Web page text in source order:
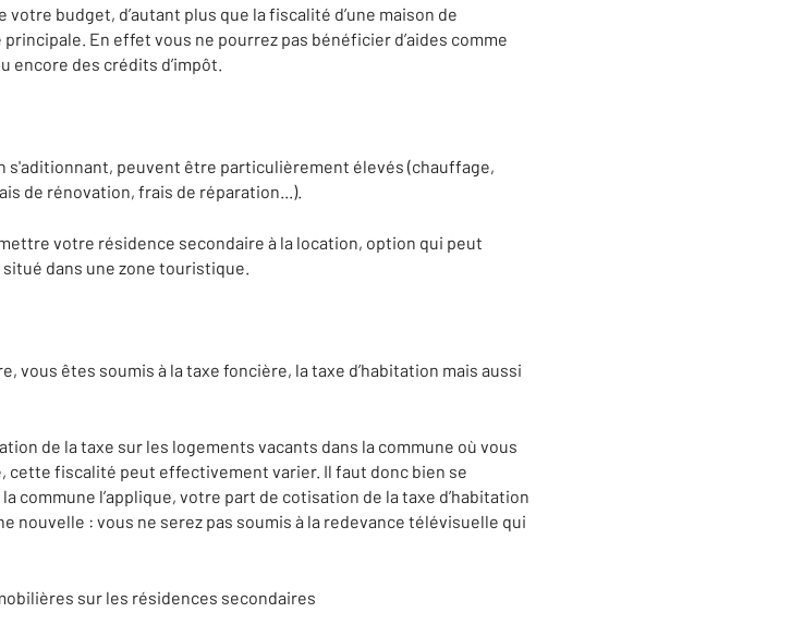
budget, d’autant plus que la fiscalité d’une maison de
En effet vous ne pourrez pas bénéficier d’aides comme
encore des crédits d’impôt.
s'aditionnant, peuvent être particulièrement élevés (chauffage,
de rénovation, frais de réparation...).
votre résidence secondaire à la location, option qui peut
dans une zone touristique.
vous êtes soumis à la taxe foncière, la taxe d’habitation mais aussi
de la taxe sur les logements vacants dans la commune où vous
cette fiscalité peut effectivement varier. Il faut donc bien se
commune l’applique, votre part de cotisation de la taxe d’habitation
nouvelle : vous ne serez pas soumis à la redevance télévisuelle qui
sur les résidences secondaires